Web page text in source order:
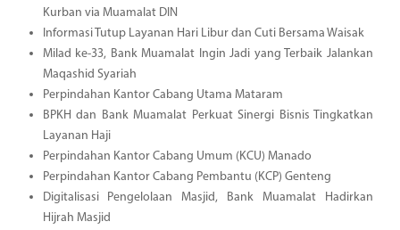
Kurban via Muamalat DIN
Informasi Tutup Layanan Hari Libur dan Cuti Bersama Waisak
Milad ke-33, Bank Muamalat Ingin Jadi yang Terbaik Jalankan
Maqashid Syariah
Perpindahan Kantor Cabang Utama Mataram
BPKH dan Bank Muamalat Perkuat Sinergi Bisnis Tingkatkan
Layanan Haji
Perpindahan Kantor Cabang Umum (KCU) Manado
Perpindahan Kantor Cabang Pembantu (KCP) Genteng
Digitalisasi Pengelolaan Masjid, Bank Muamalat Hadirkan
Hijrah Masjid